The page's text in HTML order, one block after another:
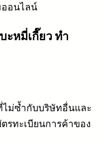
อนไลน์
ะหมี่เกี๊ยว ทำ
ไม่ซ้ำกับบริษัทอื่นและ
รทะเบียนการค้าของ